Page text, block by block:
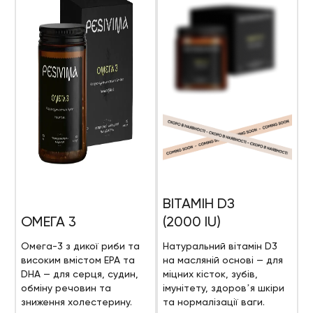
ОМЕГА 3
Омега-3 з дикої риби та
високим вмістом EPA та
DHA — для серця, судин,
обміну речовин та
зниження холестерину.
ВІТАМІН DЗ
(2000 IU)
Натуральний вітамін D3
на масляній основі — для
міцних кісток, зубів,
імунітету, здоровʼя шкіри
та нормалізації ваги.